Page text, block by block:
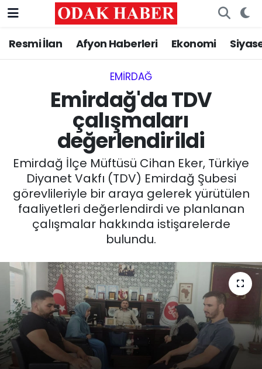
Resmi İlan Afyon Haberleri Ekonomi
EMIRDAĞ‎
Emirdağ'da TDV
çalışmaları
değerlendirildi
Emirdağ İlçe Müftüsü Cihan Eker, Türkiye
Diyanet Vakfı (TDV) Emirdağ Şubesi
görevlileriyle bir araya gelerek yürütülen
faaliyetleri değerlendirdi ve planlanan
çalışmalar hakkında istişarelerde
bulundu.
AFYONKARAHİSAR HABERLERİ
ASAYİŞ
GÜNCEL
SİYASET
EĞİTİM
MAGAZİN
SPOR
11:11 MANŞET
Nöbetçi Eczaneler
Trafik Durumu
Süper Lig Puan Durumu ve Fikstür
Tüm Manşetler
Son Dakika Haberleri
Haber Arşivi